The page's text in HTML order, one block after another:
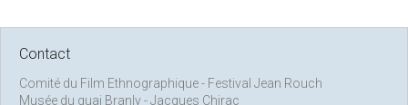
Contact
Comité du Film Ethnographique - Festival Jean Rouch
Musée du quai Branly - Jacques Chirac